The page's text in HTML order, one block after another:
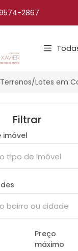
2867
Terrenos/Lotes em
Filtrar
imóvel
Preço
máximo